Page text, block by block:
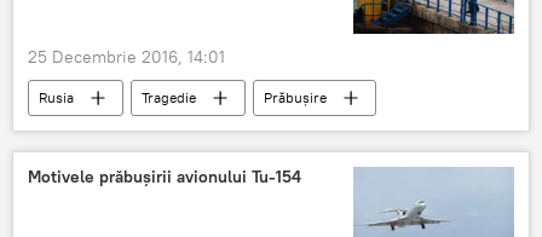
25 Decembrie 2016, 14:01
Rusia Tragedie
Prăbușire
avion
Tu-154 Accident
Motivele prăbușirii avionului Tu-154